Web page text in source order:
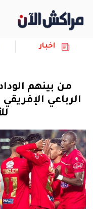
سياسة
رياضة
حوادث
دولية
المرأة
اخبار
من بينهم
الرباعي